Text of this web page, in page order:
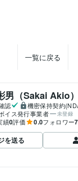
一覧に戻る
男（Sakai Akio）
認 機密保持契約
イス発行事業者 未登録
績0評価 0.0フォロワー7
を送る